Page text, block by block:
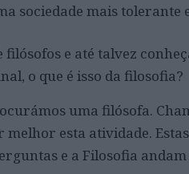
sociedade mais tolerante
e até talvez
o que é isso da filosofia?
uma filósofa.
esta atividade.
e a Filosofia